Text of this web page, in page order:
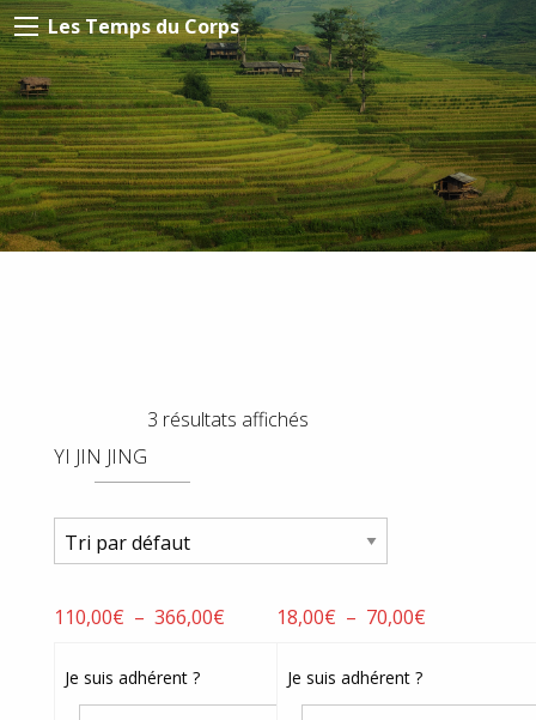
Les Temps du Corps
YI JIN JING
3 résultats affichés
110,00€ – 366,00€Plage
110,00€
Je suis adhérent ?
18,00€ – 70,00€
18,00€
Je suis adhérent ?